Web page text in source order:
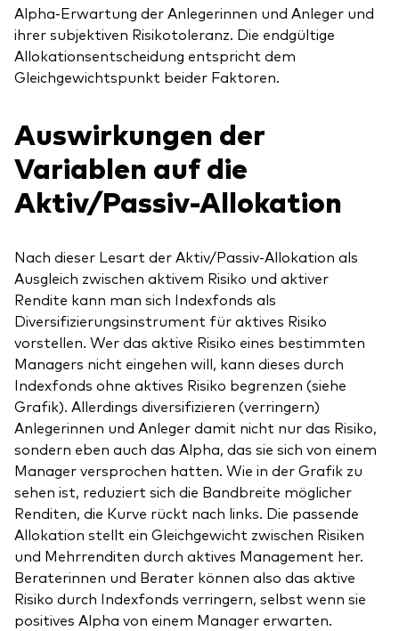
Alpha-Erwartung der Anlegerinnen und Anleger und
ihrer subjektiven Risikotoleranz. Die endgültige
Allokationsentscheidung entspricht dem
Gleichgewichtspunkt beider Faktoren.
Auswirkungen der
Variablen auf die
Aktiv/Passiv-Allokation
Nach dieser Lesart der Aktiv/Passiv-Allokation als
Ausgleich zwischen aktivem Risiko und aktiver
Rendite kann man sich Indexfonds als
Diversifizierungsinstrument für aktives Risiko
vorstellen. Wer das aktive Risiko eines bestimmten
Managers nicht eingehen will, kann dieses durch
Indexfonds ohne aktives Risiko begrenzen (siehe
Grafik). Allerdings diversifizieren (verringern)
Anlegerinnen und Anleger damit nicht nur das Risiko,
sondern eben auch das Alpha, das sie sich von einem
Manager versprochen hatten. Wie in der Grafik zu
sehen ist, reduziert sich die Bandbreite möglicher
Renditen, die Kurve rückt nach links. Die passende
Allokation stellt ein Gleichgewicht zwischen Risiken
und Mehrrenditen durch aktives Management her.
Beraterinnen und Berater können also das aktive
Risiko durch Indexfonds verringern, selbst wenn sie
positives Alpha von einem Manager erwarten.